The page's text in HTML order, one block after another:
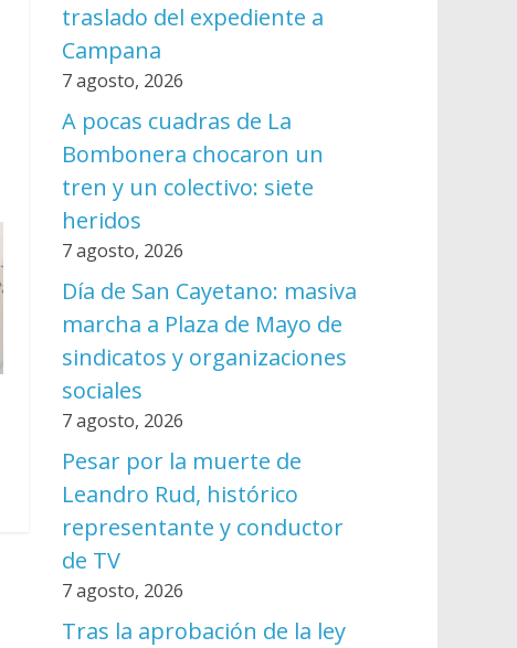
traslado del expediente a
Campana
7 agosto, 2026
A pocas cuadras de La
Bombonera chocaron un
tren y un colectivo: siete
heridos
7 agosto, 2026
Día de San Cayetano: masiva
marcha a Plaza de Mayo de
sindicatos y organizaciones
sociales
7 agosto, 2026
Pesar por la muerte de
Leandro Rud, histórico
representante y conductor
de TV
7 agosto, 2026
Tras la aprobación de la ley